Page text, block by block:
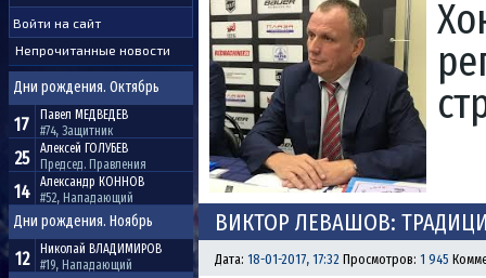
Непрочитанные новости
Дни рождения. Октябрь
17 Павел МЕДВЕДЕВ
#74, Защитник
25 Алексей ГОЛУБЕВ
Председ. Правления
14 Александр КОННОВ
#52, Нападающий
Дни рождения. Ноябрь
12 Николай ВЛАДИМИРОВ
#19, Нападающий
ВИКТОР ЛЕВАШОВ:
Дата: 18-01-2017, 17:32 Просмотров: 1 945